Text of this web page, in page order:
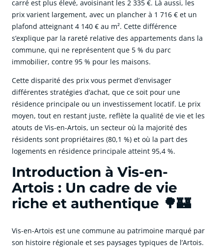
carré est plus élevé, avoisinant les 2 335 €. Là aussi, les
prix varient largement, avec un plancher à 1 716 € et un
plafond atteignant 4 140 € au m². Cette différence
s’explique par la rareté relative des appartements dans la
commune, qui ne représentent que 5 % du parc
immobilier, contre 95 % pour les maisons.
Cette disparité des prix vous permet d’envisager
différentes stratégies d’achat, que ce soit pour une
résidence principale ou un investissement locatif. Le prix
moyen, tout en restant juste, reflète la qualité de vie et les
atouts de Vis-en-Artois, un secteur où la majorité des
résidents sont propriétaires (80,1 %) et où la part des
logements en résidence principale atteint 95,4 %.
Introduction à Vis-en-
Artois : Un cadre de vie
riche et authentique 🌳🏰
Vis-en-Artois est une commune au patrimoine marqué par
son histoire régionale et ses paysages typiques de l’Artois.